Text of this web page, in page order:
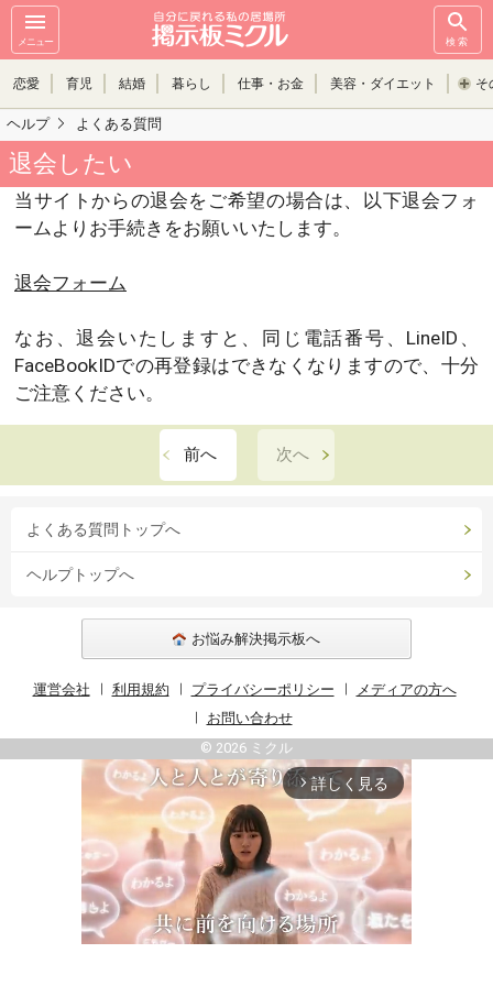
メニュー 検索
恋愛 育児 結婚 暮らし 仕事・お金 美容・ダイエット そ
ヘルプ よくある質問
退会したい
当サイトからの退会をご希望の場合は、以下退会フォ
ームよりお手続きをお願いいたします。
退会フォーム
なお、退会いたしますと、同じ電話番号、LineID、
FaceBookIDでの再登録はできなくなりますので、十分
ご注意ください。
前へ 次へ
よくある質問トップへ
ヘルプトップへ
お悩み解決掲示板へ
運営会社 利用規約 プライバシーポリシー
メディアの方へ
お問い合わせ
© 2026 ミクル
arrow_forward_ios 詳しく見る